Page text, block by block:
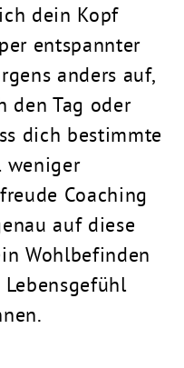
dein Kopf
entspannter
anders auf,
den Tag oder
dich bestimmte
weniger
Coaching
auf diese
Wohlbefinden